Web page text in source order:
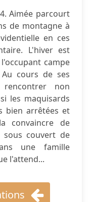
Aimée parcourt
de montagne à
en ces
L'hiver est
campe
cours de ses
non
les maquisards
bien arrêtées et
convaincre de
sous couvert de
une famille
l'attend...